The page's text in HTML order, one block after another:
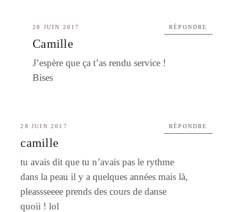
28 JUIN 2017
Camille
J’espère que ça t’as rendu service !
Bises
RÉPONDRE
28 JUIN 2017
camille
tu avais dit que tu n’avais pas le rythme
dans la peau il y a quelques années mais là,
pleassseeee prends des cours de danse
quoii ! lol
RÉPONDRE